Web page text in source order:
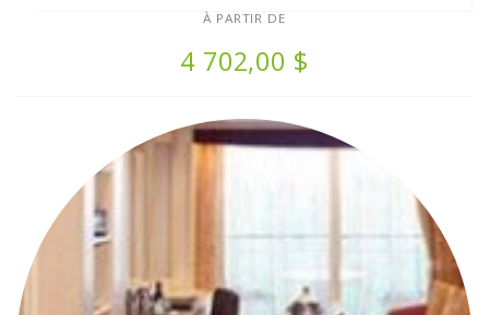
À PARTIR DE
4 702,00 $